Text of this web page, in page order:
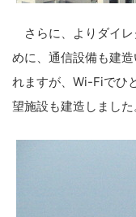
さらに、よりダイレ
めに、通信設備も建
れますが、Wi-Fiでひ
望施設も建造しました